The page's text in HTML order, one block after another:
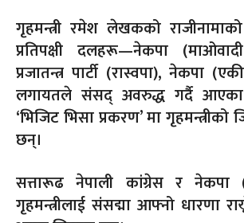
गृहमन्त्री रमेश लेखकको
प्रतिपक्षी दलहरू—नेकपा (माओवादी
प्रजातन्त्र पार्टी (रास्वपा), नेकपा
लगायतले संसद् अवरुद्ध गर्दै
‘भिजिट भिसा प्रकरण’ मा गृहमन्त्रीको
छन्।
सत्तारूढ नेपाली कांग्रेस र
गृहमन्त्रीलाई संसद्मा आफ्नो धारणा